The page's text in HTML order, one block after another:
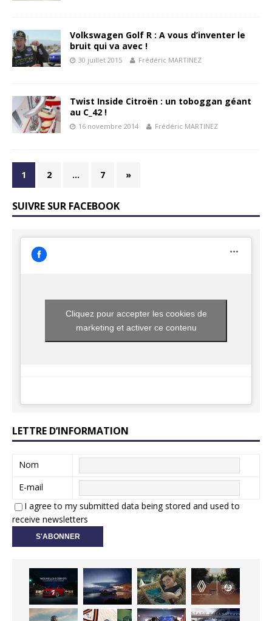
Volkswagen Golf R : A vous d’inventer le
bruit qui va avec !
30 juillet 2015 Frédéric MARTINEZ
Twist Inside Citroën : un toboggan géant
au C_42 !
16 novembre 2014 Frédéric MARTINEZ
1 2 … 7 »
SUIVRE SUR FACEBOOK
Cliquez pour accepter les cookies de
marketing et activer ce contenu
LETTRE D’INFORMATION
Nom
E-mail
I agree to my submitted data being stored and used to
receive newsletters